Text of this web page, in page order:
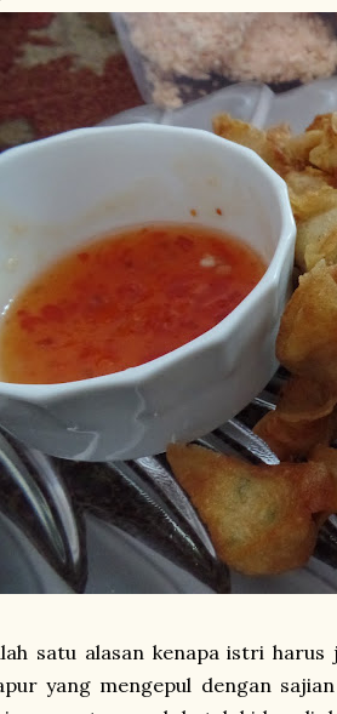
satu alasan kenapa istri
yang mengepul dengan